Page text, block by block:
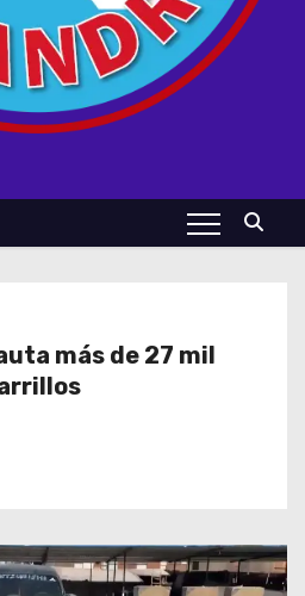
más de 27 mil